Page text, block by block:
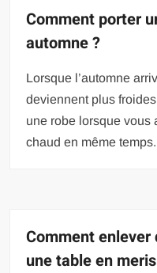
Comment porter
automne ?
Lorsque l’automne
deviennent plus
une robe lorsque vous
chaud en même
Comment
une table en